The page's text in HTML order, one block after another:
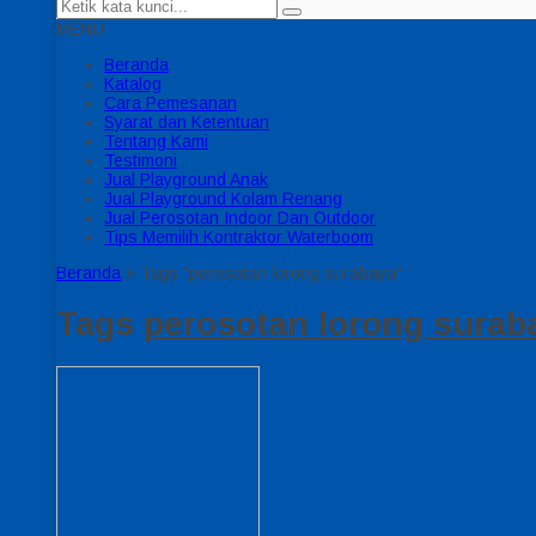
MENU
Beranda
Katalog
Cara Pemesanan
Syarat dan Ketentuan
Tentang Kami
Testimoni
Jual Playground Anak
Jual Playground Kolam Renang
Jual Perosotan Indoor Dan Outdoor
Tips Memilih Kontraktor Waterboom
Beranda » Tags "perosotan lorong surabaya"
Tags perosotan lorong